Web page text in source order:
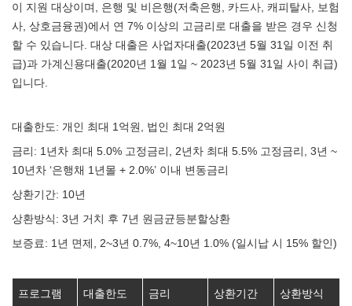
이 지원 대상이며, 은행 및 비은행(저축은행, 카드사, 캐피탈사, 보험
사, 상호금융권)에서 연 7% 이상의 고금리로 대출을 받은 경우 신청
할 수 있습니다. 대상 대출은 사업자대출(2023년 5월 31일 이전 취
급)과 가계신용대출(2020년 1월 1일 ~ 2023년 5월 31일 사이 취급)
입니다.
대출한도: 개인 최대 1억원, 법인 최대 2억원
금리: 1년차 최대 5.0% 고정금리, 2년차 최대 5.5% 고정금리, 3년 ~
10년차 ‘은행채 1년몰 + 2.0%’ 이내 변동금리
상환기간: 10년
상환방식: 3년 거치 후 7년 원금균등분할상환
보증료: 1년 면제, 2~3년 0.7%, 4~10년 1.0% (일시납 시 15% 할인)
프로그램 대출한도 금리 상환기간 상환방식